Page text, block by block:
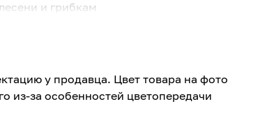
и грибкам
Пол
у продавца. Цвет товара на фото
из-за особенностей цветопередачи